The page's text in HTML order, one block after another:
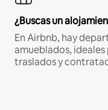
¿Buscas un
En Airbnb, hay
amueblados,
traslados y